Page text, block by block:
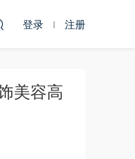
登录 注册
美容高